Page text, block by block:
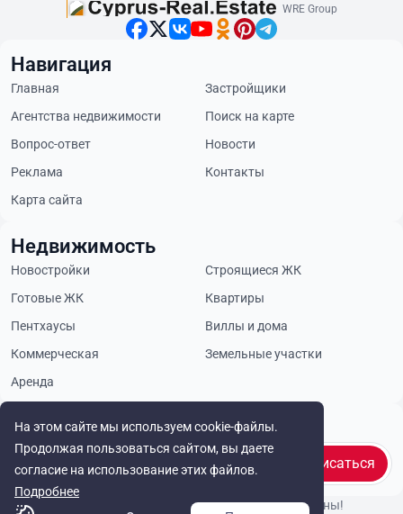
На этом сайте мы используем cookie-файлы.
Продолжая пользоваться сайтом, вы даете
согласие на использование этих файлов.
Подробнее
WRE Group
Будьте в курсе
Подписаться
Навигация
Главная
Застройщики
Агентства недвижимости
Поиск на карте
Вопрос-ответ
Новости
Реклама
Контакты
Карта сайта
Недвижимость
Новостройки
Строящиеся ЖК
Готовые ЖК
Квартиры
Пентхаусы
Виллы и дома
Коммерческая
Земельные участки
Аренда
© Cyprus Realestate 2026. Все права защищены!